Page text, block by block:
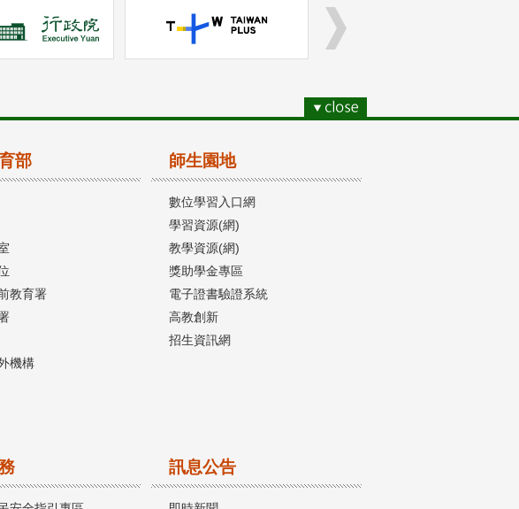
部
教育署
機構
師生園地
數位學習入口網
學習資源(網)
教學資源(網)
獎助學金專區
電子證書驗證系統
高教創新
招生資訊網
訊息公告